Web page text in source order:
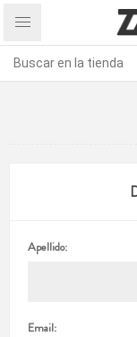
Apellido:
Email: